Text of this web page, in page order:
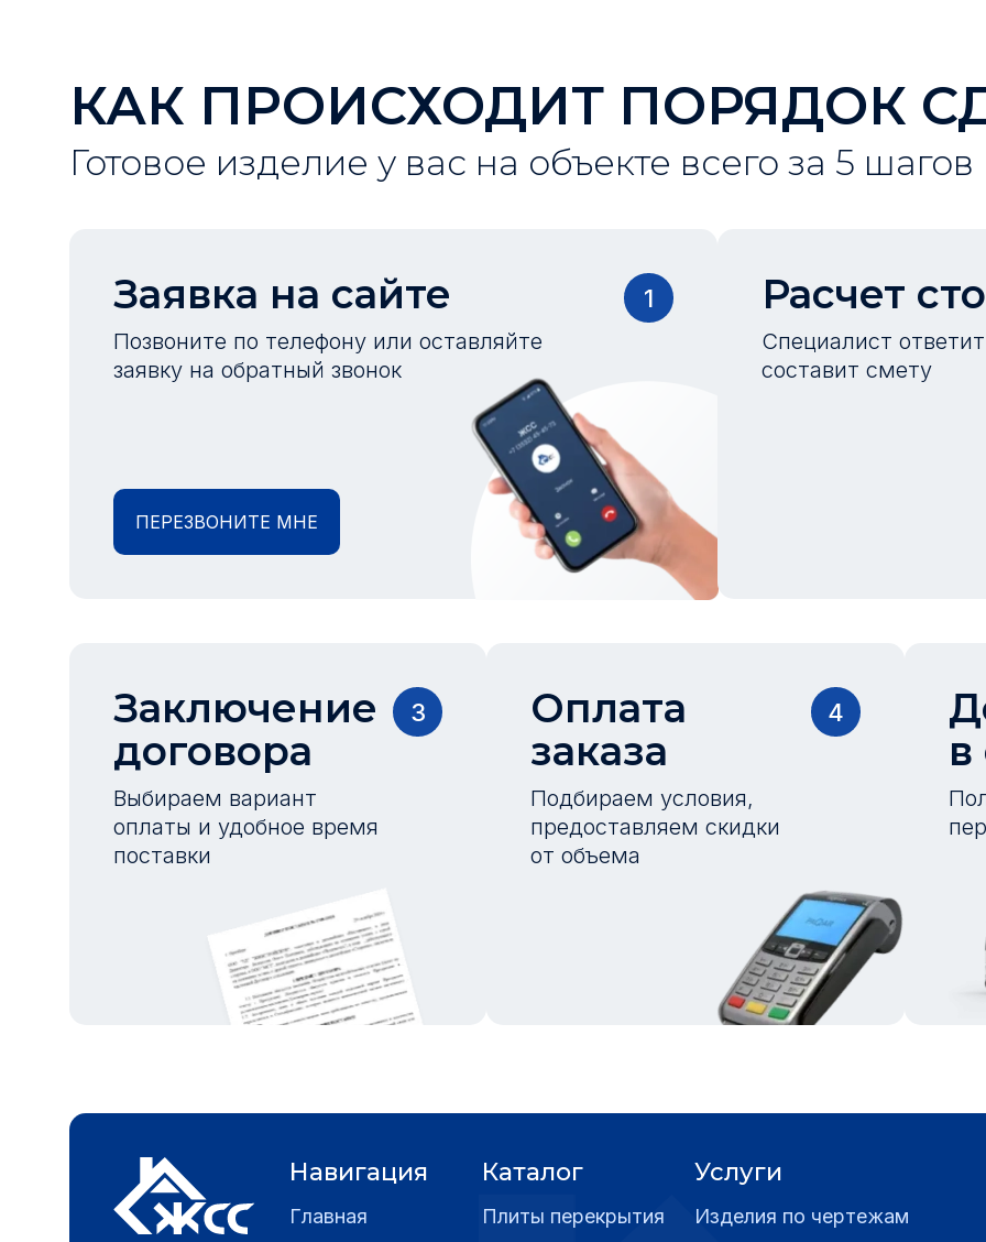
КАК ПРОИСХОДИТ ПОРЯДОК
Готовое изделие у вас на объекте всего за 5 шагов
Заявка на сайте
Позвоните по телефону или оставляйте
заявку на обратный звонок
1
ПЕРЕЗВОНИТЕ МНЕ
Расчет
Специалист
составит смету
Заключение
договора
Выбираем вариант
оплаты и удобное время
поставки
3
Оплата
заказа
Подбираем условия,
предоставляем скидки
от объема
4
в
Навигация
Главная
Каталог
Плиты перекрытия
Услуги
Изделия по чертежам